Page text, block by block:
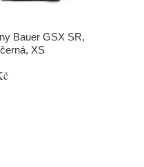
Bauer GSX SR,
XS